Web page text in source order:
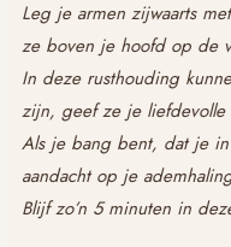
Leg je armen zijwaarts
ze boven je hoofd op de
In deze rusthouding
zijn, geef ze je liefdevolle
Als je bang bent, dat je
aandacht op je
Blijf zo’n 5 minuten in